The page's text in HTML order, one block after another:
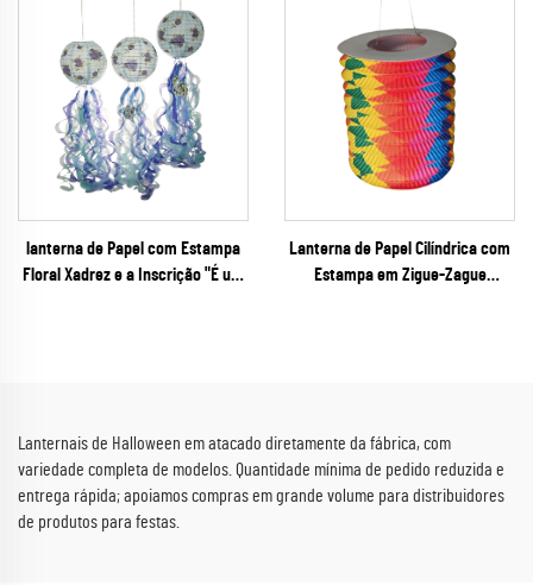
Festas e Festivais
lanterna de Papel com Estampa
Floral Xadrez e a Inscrição "É um
Lanterna de Papel Cilíndrica com
Estampa em Zigue-Zague
Lanternais de Halloween em atacado diretamente da fábrica, com
variedade completa de modelos. Quantidade mínima de pedido reduzida e
entrega rápida; apoiamos compras em grande volume para distribuidores
de produtos para festas.